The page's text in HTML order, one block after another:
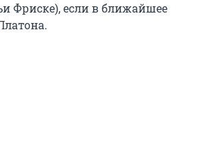
Фриске), если в ближайшее